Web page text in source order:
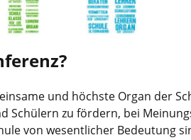
und höchste Organ der
Schülern zu fördern, bei
von wesentlicher Bedeutung